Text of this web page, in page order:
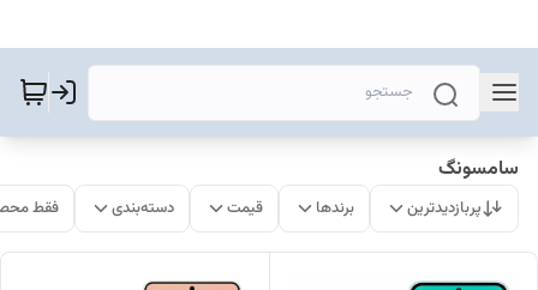
سامسونگ
پربازدیدترین برندها قیمت دسته‌بندی فقط